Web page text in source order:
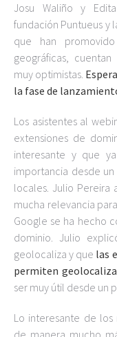
Josu Waliño y
fundación Puntueus y
que han
geográficas,
muy optimistas.
la fase de
Los asistentes al
extensiones de
interesante y que
importancia desde
locales. Julio
mucha relevancia
Google se ha hecho
dominio. Julio
geolocaliza y que las
permiten
ser muy útil desde un
Lo interesante de
de manera mucho